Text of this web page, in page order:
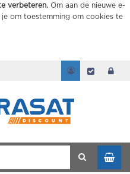
verbeteren. Om aan de nieuwe e-
om toestemming om cookies te